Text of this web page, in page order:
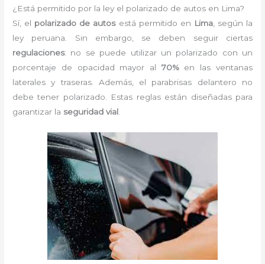
¿Está permitido por la ley el polarizado de autos en Lima?
Sí, el polarizado de autosestá permitido en Lima, según la
ley peruana. Sin embargo, se deben seguir ciertas
regulaciones: no se puede utilizar un polarizado con un
porcentaje de opacidad mayor al 70%en las ventanas
laterales y traseras. Además, el parabrisas delantero no
debe tener polarizado. Estas reglas están diseñadas para
garantizar la seguridad vial